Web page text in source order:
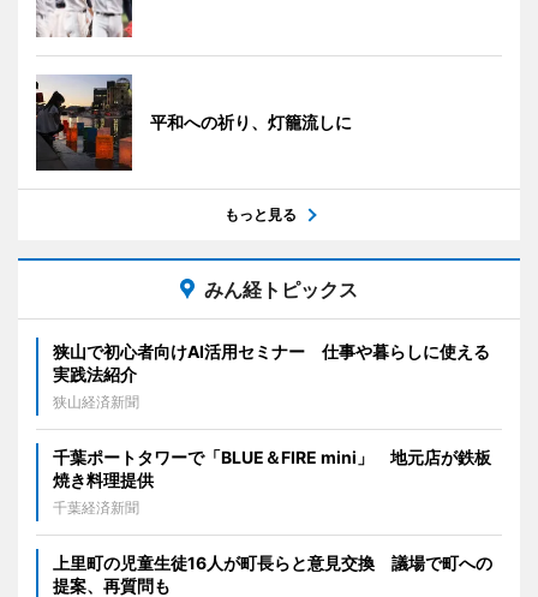
平和への祈り、灯籠流しに
もっと見る
みん経トピックス
狭山で初心者向けAI活用セミナー 仕事や暮らしに使える
実践法紹介
狭山経済新聞
千葉ポートタワーで「BLUE＆FIRE mini」 地元店が鉄板
焼き料理提供
千葉経済新聞
上里町の児童生徒16人が町長らと意見交換 議場で町への
提案、再質問も